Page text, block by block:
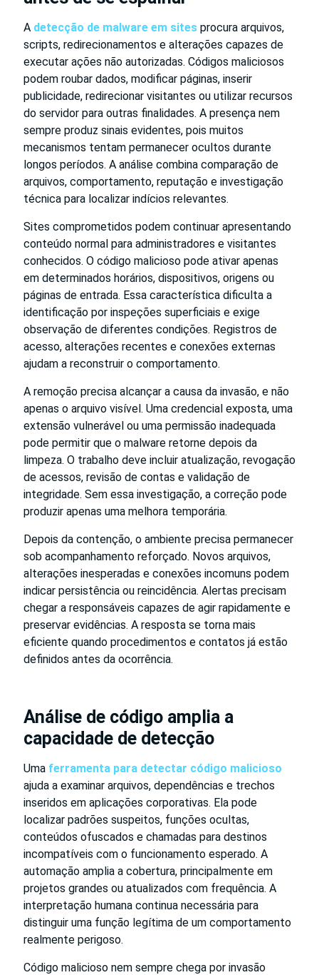
A detecção de malware em sites procura arquivos,
scripts, redirecionamentos e alterações capazes de
executar ações não autorizadas. Códigos maliciosos
podem roubar dados, modificar páginas, inserir
publicidade, redirecionar visitantes ou utilizar recursos
do servidor para outras finalidades. A presença nem
sempre produz sinais evidentes, pois muitos
mecanismos tentam permanecer ocultos durante
longos períodos. A análise combina comparação de
arquivos, comportamento, reputação e investigação
técnica para localizar indícios relevantes.
Sites comprometidos podem continuar apresentando
conteúdo normal para administradores e visitantes
conhecidos. O código malicioso pode ativar apenas
em determinados horários, dispositivos, origens ou
páginas de entrada. Essa característica dificulta a
identificação por inspeções superficiais e exige
observação de diferentes condições. Registros de
acesso, alterações recentes e conexões externas
ajudam a reconstruir o comportamento.
A remoção precisa alcançar a causa da invasão, e não
apenas o arquivo visível. Uma credencial exposta, uma
extensão vulnerável ou uma permissão inadequada
pode permitir que o malware retorne depois da
limpeza. O trabalho deve incluir atualização, revogação
de acessos, revisão de contas e validação de
integridade. Sem essa investigação, a correção pode
produzir apenas uma melhora temporária.
Depois da contenção, o ambiente precisa permanecer
sob acompanhamento reforçado. Novos arquivos,
alterações inesperadas e conexões incomuns podem
indicar persistência ou reincidência. Alertas precisam
chegar a responsáveis capazes de agir rapidamente e
preservar evidências. A resposta se torna mais
eficiente quando procedimentos e contatos já estão
definidos antes da ocorrência.
Análise de código amplia a
capacidade de detecção
Uma ferramenta para detectar código malicioso
ajuda a examinar arquivos, dependências e trechos
inseridos em aplicações corporativas. Ela pode
localizar padrões suspeitos, funções ocultas,
conteúdos ofuscados e chamadas para destinos
incompatíveis com o funcionamento esperado. A
automação amplia a cobertura, principalmente em
projetos grandes ou atualizados com frequência. A
interpretação humana continua necessária para
distinguir uma função legítima de um comportamento
realmente perigoso.
Código malicioso nem sempre chega por invasão